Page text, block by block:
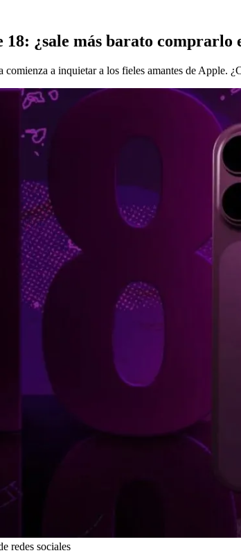
18: ¿sale más barato comprarlo
a inquietar a los fieles amantes de Apple.
redes sociales